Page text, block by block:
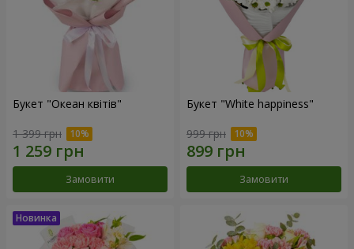
Букет "Океан квітів"
1 399 грн
Замовити
Букет "White happiness"
999 грн
Замовити